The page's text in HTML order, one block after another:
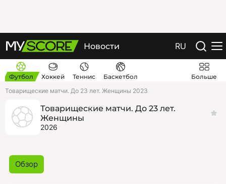
Новости RU
Футбол Хоккей Теннис Баскетбол
Больше
Товарищеские матчи. До 23 лет. Женщины 2023
Товарищеские матчи. До 23 лет.
Женщины
2026
Обзор